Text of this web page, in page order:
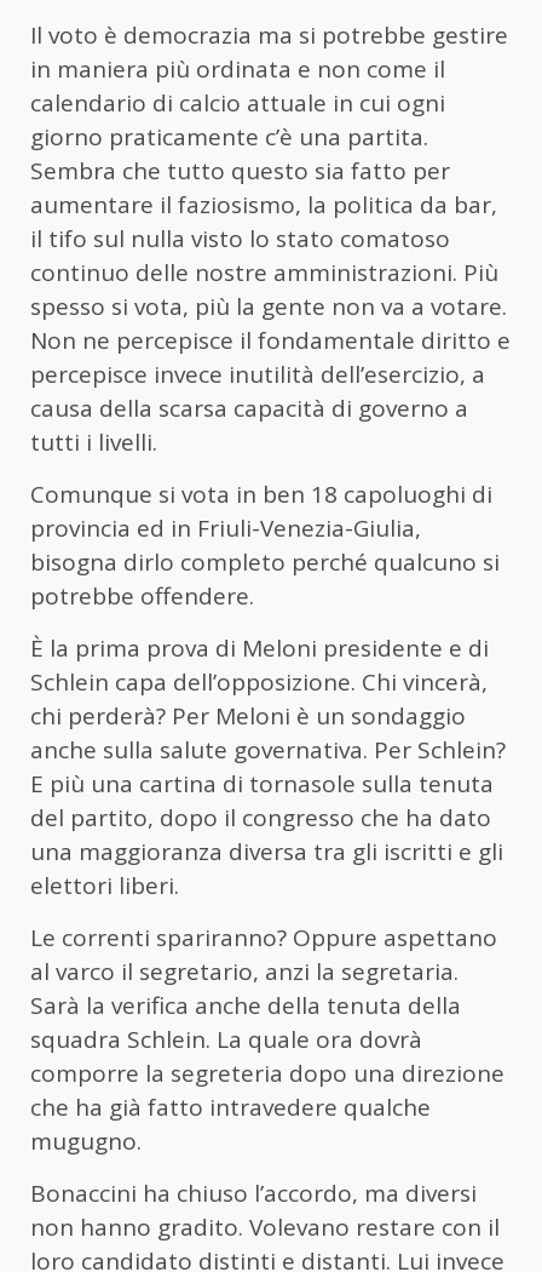
Il voto è democrazia ma si potrebbe gestire
in maniera più ordinata e non come il
calendario di calcio attuale in cui ogni
giorno praticamente c’è una partita.
Sembra che tutto questo sia fatto per
aumentare il faziosismo, la politica da bar,
il tifo sul nulla visto lo stato comatoso
continuo delle nostre amministrazioni. Più
spesso si vota, più la gente non va a votare.
Non ne percepisce il fondamentale diritto e
percepisce invece inutilità dell’esercizio, a
causa della scarsa capacità di governo a
tutti i livelli.
Comunque si vota in ben 18 capoluoghi di
provincia ed in Friuli-Venezia-Giulia,
bisogna dirlo completo perché qualcuno si
potrebbe offendere.
È la prima prova di Meloni presidente e di
Schlein capa dell’opposizione. Chi vincerà,
chi perderà? Per Meloni è un sondaggio
anche sulla salute governativa. Per Schlein?
E più una cartina di tornasole sulla tenuta
del partito, dopo il congresso che ha dato
una maggioranza diversa tra gli iscritti e gli
elettori liberi.
Le correnti spariranno? Oppure aspettano
al varco il segretario, anzi la segretaria.
Sarà la verifica anche della tenuta della
squadra Schlein. La quale ora dovrà
comporre la segreteria dopo una direzione
che ha già fatto intravedere qualche
mugugno.
Bonaccini ha chiuso l’accordo, ma diversi
non hanno gradito. Volevano restare con il
loro candidato distinti e distanti. Lui invece